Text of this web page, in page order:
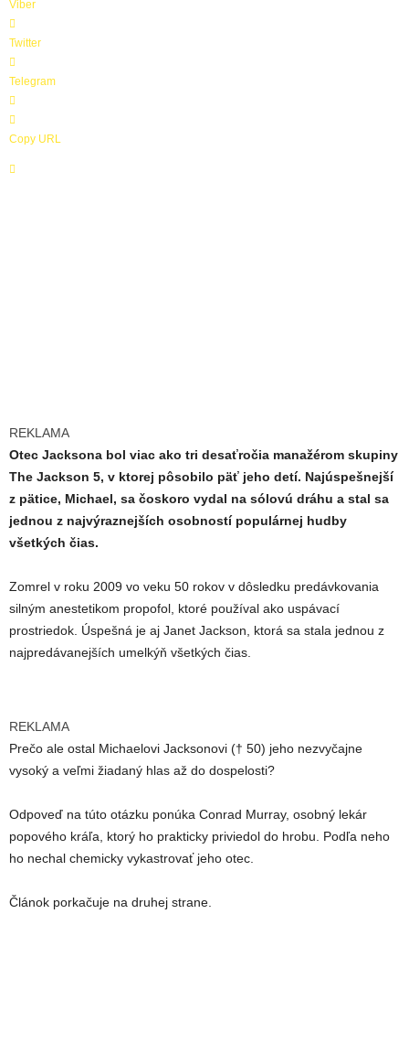
Viber
Twitter
Telegram
Copy URL
REKLAMA
Otec Jacksona bol viac ako tri desaťročia manažérom skupiny
The Jackson 5, v ktorej pôsobilo päť jeho detí. Najúspešnejší
z pätice, Michael, sa čoskoro vydal na sólovú dráhu a stal sa
jednou z najvýraznejších osobností populárnej hudby
všetkých čias.
Zomrel v roku 2009 vo veku 50 rokov v dôsledku predávkovania
silným anestetikom propofol, ktoré používal ako uspávací
prostriedok. Úspešná je aj Janet Jackson, ktorá sa stala jednou z
najpredávanejších umelkýň všetkých čias.
REKLAMA
Prečo ale ostal Michaelovi Jacksonovi († 50) jeho nezvyčajne
vysoký a veľmi žiadaný hlas až do dospelosti?
Odpoveď na túto otázku ponúka Conrad Murray, osobný lekár
popového kráľa, ktorý ho prakticky priviedol do hrobu. Podľa neho
ho nechal chemicky vykastrovať jeho otec.
Článok porkačuje na druhej strane.